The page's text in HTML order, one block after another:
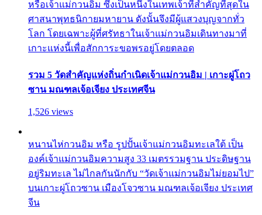
หรือเจ้าแม่กวนอิม ซึ่งเป็นหนึ่งในเทพเจ้าที่สำคัญที่สุดใน
ศาสนาพุทธนิกายมหายาน ดังนั้นจึงมีผู้แสวงบุญจากทั่ว
โลก โดยเฉพาะผู้ที่ศรัทธาในเจ้าแม่กวนอิมเดินทางมาที่
เกาะแห่งนี้เพื่อสักการะขอพรอยู่โดยตลอด
รวม 5 วัดสำคัญแห่งถิ่นกำเนิดเจ้าแม่กวนอิม | เกาะผู่โถว
ซาน มณฑลเจ้อเจียง ประเทศจีน
1,526 views
หนานไห่กวนอิม หรือ รูปปั้นเจ้าแม่กวนอิมทะเลใต้ เป็น
องค์เจ้าแม่กวนอิมความสูง 33 เมตรรวมฐาน ประดิษฐาน
อยู่ริมทะเล ไม่ไกลกันนักกับ “วัดเจ้าแม่กวนอิมไม่ยอมไป”
บนเกาะผู่โถวซาน เมืองโจวซาน มณฑลเจ้อเจียง ประเทศ
จีน